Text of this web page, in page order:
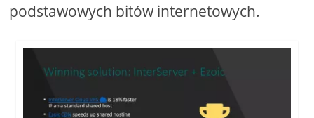
podstawowych bitów internetowych.